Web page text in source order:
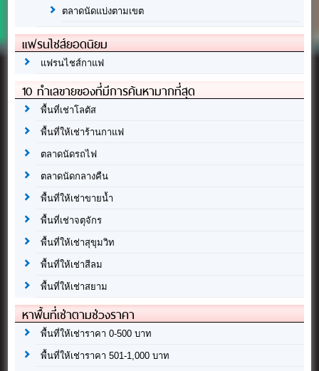
ตลาดนัดแบ่งตามเขต
แฟรนไชส์ยอดนิยม
แฟรนไชส์กาแฟ
10 ทำเลขายของที่มีการค้นหามากที่สุด
พื้นที่เช่าโลตัส
พื้นที่ให้เช่าร้านกาแฟ
ตลาดนัดรถไฟ
ตลาดนัดกลางคืน
พื้นที่ให้เช่าขายน้ำ
พื้นที่เช่าจตุจักร
พื้นที่ให้เช่าสุขุมวิท
พื้นที่ให้เช่าสีลม
พื้นที่ให้เช่าสยาม
หาพื้นที่เช่าตามช่วงราคา
พื้นที่ให้เช่าราคา 0-500 บาท
พื้นที่ให้เช่าราคา 501-1,000 บาท